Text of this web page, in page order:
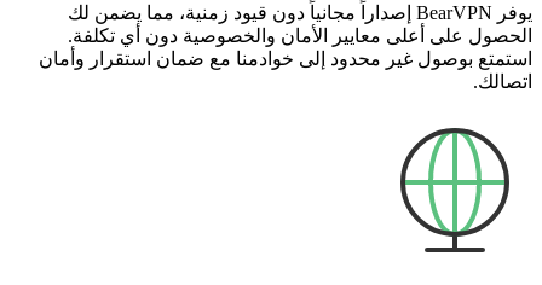
يوفر BearVPN إصداراً مجانياً دون قيود زمنية، مما يضمن لك
الحصول على أعلى معايير الأمان والخصوصية دون أي تكلفة.
استمتع بوصول غير محدود إلى خوادمنا مع ضمان استقرار وأمان
اتصالك.